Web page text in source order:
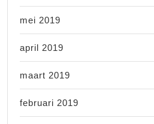
mei 2019
april 2019
maart 2019
februari 2019